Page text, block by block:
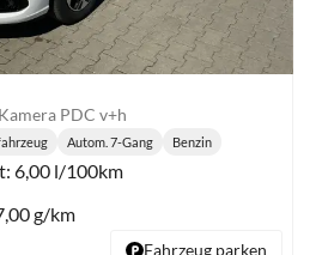
PDC v+h
Getriebe:
Autom. 7-Gang
Kraftstoff:
Benzin
6,00 l/100km
g/km
Fahrzeug parken